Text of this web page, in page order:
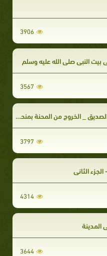
3906
النبي صلى الله عليه وسلم
3567
من المحنة بمنحة ونزول آيات التيمم
3797
الثاني
4314
المدينة
3644